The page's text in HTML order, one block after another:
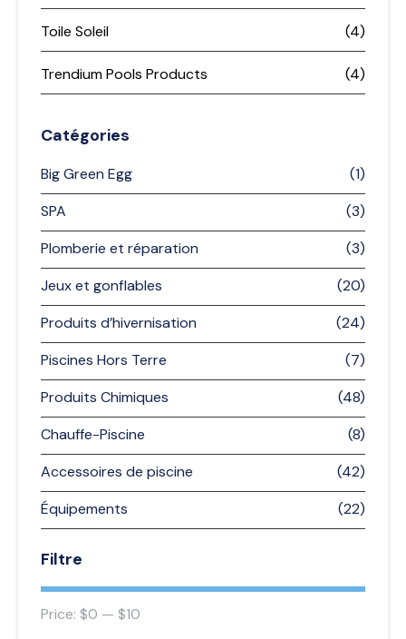
Toile Soleil (4)
Trendium Pools Products (4)
Catégories
Big Green Egg
(1)
SPA
(3)
Plomberie et réparation
(3)
Jeux et gonflables
(20)
Produits d’hivernisation
(24)
Piscines Hors Terre
(7)
Produits Chimiques
(48)
Chauffe-Piscine
(8)
Accessoires de piscine
(42)
Équipements
(22)
Filtre
Price: $0 — $10